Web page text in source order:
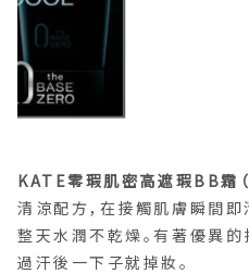
KATE零瑕肌密高遮瑕BB霜
清涼配方，在接觸肌膚瞬間
整天水潤不乾燥。有著優異的
過汗後一下子就掉妝。